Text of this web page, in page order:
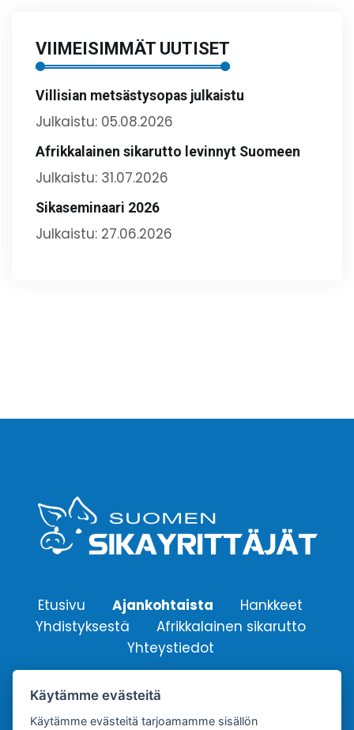
VIIMEISIMMÄT UUTISET
Villisian metsästysopas julkaistu
Julkaistu: 05.08.2026
Afrikkalainen sikarutto levinnyt Suomeen
Julkaistu: 31.07.2026
Sikaseminaari 2026
Julkaistu: 27.06.2026
Etusivu Ajankohtaista
Hankkeet
Yhdistyksestä
Afrikkalainen sikarutto
Yhteystiedot
Suomen Sikayrittäjät ry.
Yhdistyksen sähköpostiosoite:
Käytämme evästeitä
Käytämme evästeitä tarjoamamme sisällön